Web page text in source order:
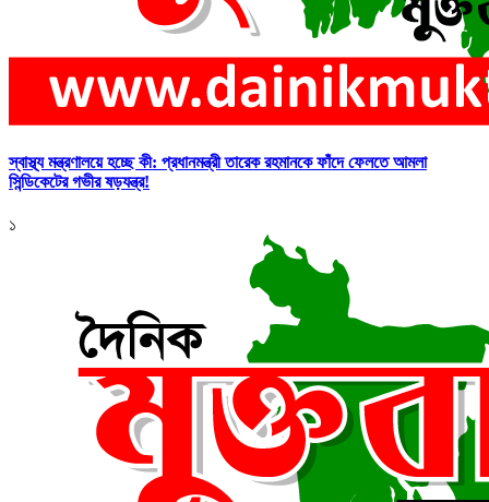
স্বাস্থ্য মন্ত্রণালয়ে হচ্ছে কী: প্রধানমন্ত্রী তারেক রহমানকে ফাঁদে ফেলতে আমলা
সিন্ডিকেটের গভীর ষড়যন্ত্র!
১